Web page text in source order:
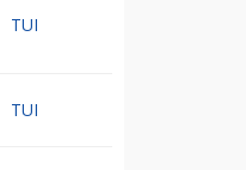
TUI
TUI